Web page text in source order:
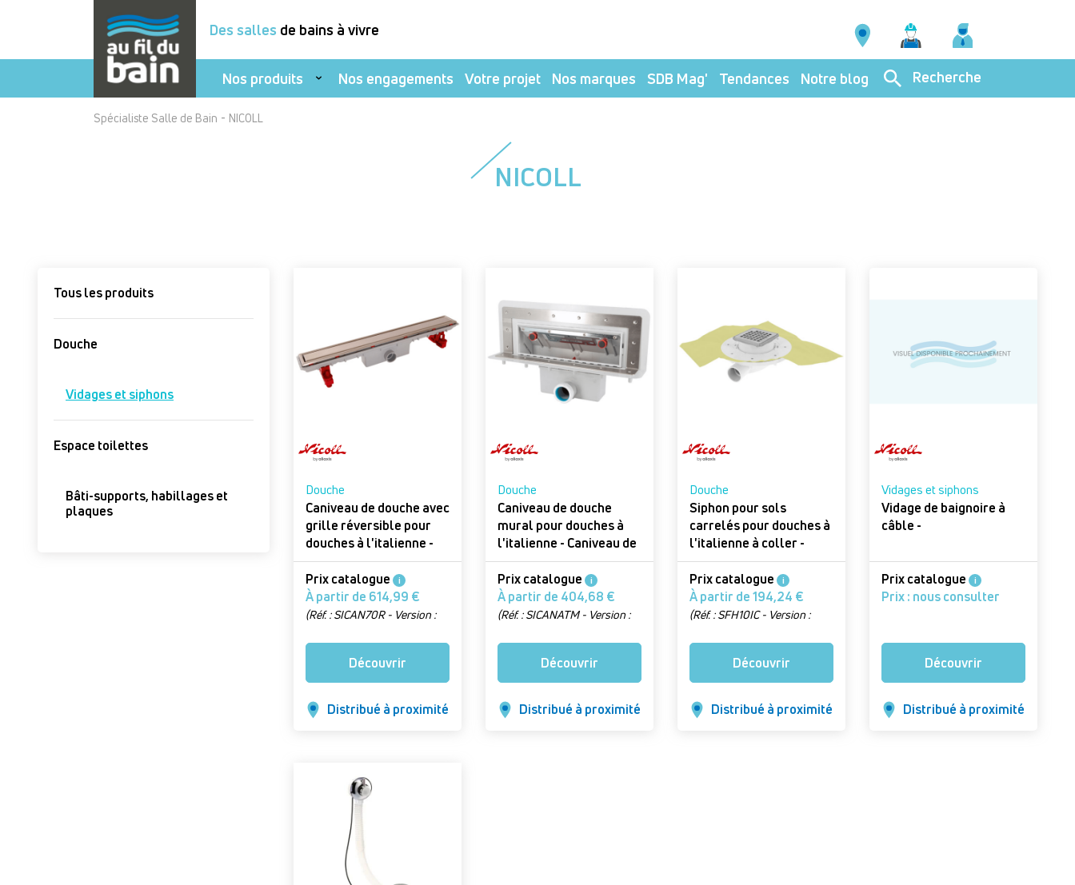
Des salles de bains à vivre
Nos produits Nos engagements Votre projet Nos marques SDB Mag' Tendances Notre blog Recherche
Spécialiste Salle de Bain - NICOLL
NICOLL
Tous les produits
Douche
Vidages et siphons
Espace toilettes
Bâti-supports, habillages et
plaques
Douche
Caniveau de douche avec
grille réversible pour
douches à l'italienne -
Caniveau de douche
Prix catalogue
i
À partir de 614,99 €
(Réf. : SICAN70R - Version :
natte)
Découvrir
Distribué à proximité
Douche
Caniveau de douche
mural pour douches à
l'italienne - Caniveau de
douche
Prix catalogue
i
À partir de 404,68 €
(Réf. : SICANATM - Version :
Découvrir
Distribué à proximité
Douche
Siphon pour sols
carrelés pour douches à
l'italienne à coller -
Docia XS Magnetech
faible hauteur
Prix catalogue i
À partir de 194,24 €
(Réf. : SFH10IC - Version :
Découvrir
Distribué à proximité
Vidages et siphons
Vidage de baignoire à
câble -
Prix catalogue i
Prix : nous consulter
Découvrir
Distribué à proximité